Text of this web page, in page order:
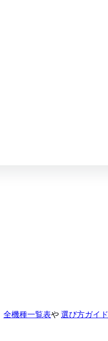
全機種一覧表や 選び方ガイド